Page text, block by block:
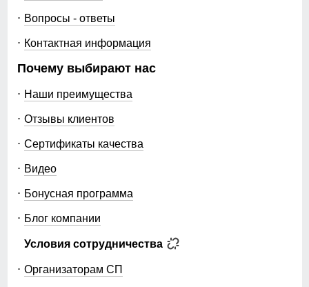
Вопросы - ответы
Контактная информация
Почему выбирают нас
Наши преимущества
Отзывы клиентов
Сертификаты качества
Видео
Бонусная программа
Блог компании
Условия сотрудничества
Организаторам СП